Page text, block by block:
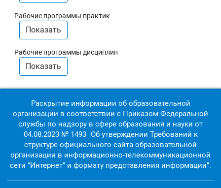
Рабочие программы практик
Показать
Рабочие программы дисциплин
Показать
Раскрытие информации об образовательной
организации в соответствии с Приказом Федеральной
службы по надзору в сфере образования и науки от
04.08.2023 № 1493 "Об утверждении Требований к
структуре официального сайта образовательной
организации в информационно-телекоммуникационной
сети "Интернет" и формату представления информации".